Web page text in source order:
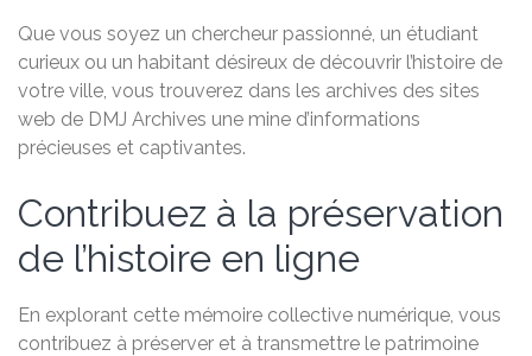
Que vous soyez un chercheur passionné, un étudiant
curieux ou un habitant désireux de découvrir l’histoire de
votre ville, vous trouverez dans les archives des sites
web de DMJ Archives une mine d’informations
précieuses et captivantes.
Contribuez à la préservation
de l’histoire en ligne
En explorant cette mémoire collective numérique, vous
contribuez à préserver et à transmettre le patrimoine